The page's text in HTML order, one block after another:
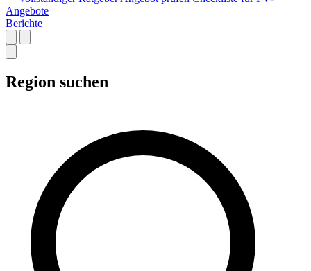
Angebote
Berichte
Region suchen